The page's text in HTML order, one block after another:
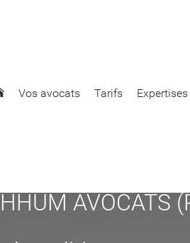
Vos avocats Tarifs Expertises
AVOCATS